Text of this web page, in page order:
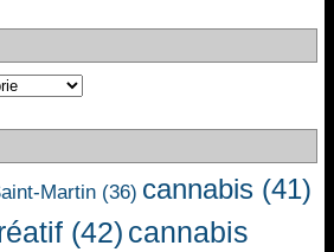
Martin (36) cannabis (41)
(42) cannabis